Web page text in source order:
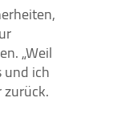
„Weil
ich